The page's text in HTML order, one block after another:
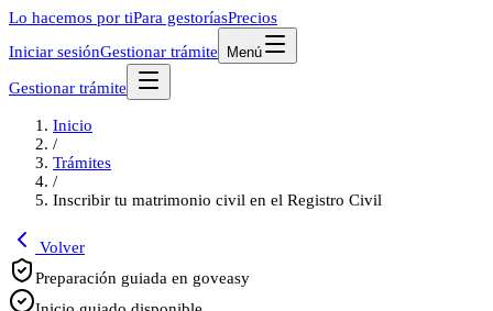
Lo hacemos por tiPara gestoríasPrecios
Iniciar sesiónGestionar trámite Menú
Gestionar trámite
Inicio
/
Trámites
/
Inscribir tu matrimonio civil en el Registro Civil
Volver
Preparación guiada en goveasy